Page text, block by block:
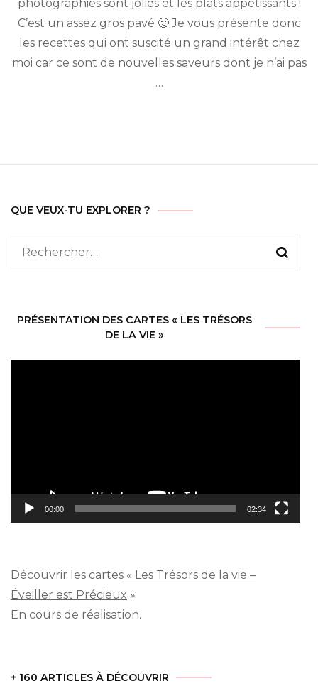
asiatique
en
recettes
(2014)
photographies sont jolies et les plats appétissants !
C’est un assez gros pavé 🙂 Je vous présente donc
les recettes qui ont suscité un grand intérêt chez
moi car ce sont de nouvelles saveurs dont je n’ai pas
…
QUE VEUX-TU EXPLORER ?
Rechercher :
PRÉSENTATION DES CARTES « LES TRÉSORS
DE LA VIE »
00:00 02:34
Découvrir les cartes « Les Trésors de la vie –
Éveiller est Précieux »
En cours de réalisation.
+ 160 ARTICLES À DÉCOUVRIR